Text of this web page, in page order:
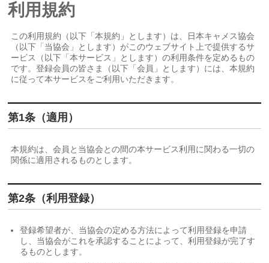
利用規約
この利用規約（以下「本規約」とします）は、日本キャメス協会
（以下「当協会」とします）がこのウェブサイト上で提供するサ
ービス（以下「本サービス」とします）の利用条件を定めるもの
です。登録会員の皆さま（以下「会員」とします）には、本規約
に従って本サービスをご利用いただきます。
第1条（適用）
本規約は、会員と当協会との間の本サービス利用に関わる一切の
関係に適用されるものとします。
第2条（利用登録）
登録希望者が、当協会の定める方法によって利用登録を申請
し、当協会がこれを承認することによって、利用登録が完了す
るものとします。